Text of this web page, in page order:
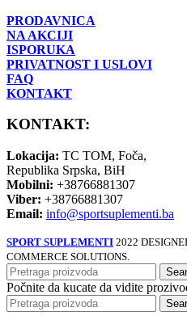
PRODAVNICA
NA AKCIJI
ISPORUKA
PRIVATNOST I USLOVI
FAQ
KONTAKT
KONTAKT:
Lokacija: TC TOM, Foča,
Republika Srpska, BiH
Mobilni: +38766881307
Viber: +38766881307
Email: info@sportsuplementi.ba
SPORT SUPLEMENTI 2022
COMMERCE SOLUTIONS.
Počnite da kucate da vidite